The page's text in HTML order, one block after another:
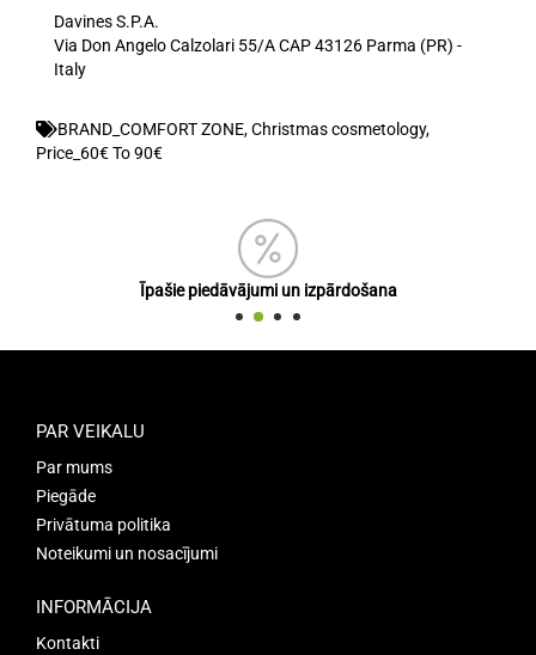
Davines S.P.A.
Via Don Angelo Calzolari 55/A CAP 43126 Parma (PR) -
Italy
BRAND_COMFORT ZONE,Christmas cosmetology,
Price_60€ To 90€
Īpašie piedāvājumi un izpārdošana
PAR VEIKALU
Par mums
Piegāde
Privātuma politika
Noteikumi un nosacījumi
INFORMĀCIJA
Kontakti